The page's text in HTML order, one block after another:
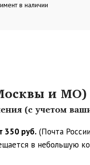
в наличии
и МО)
(с учетом
350 руб. (Почта
в небольшую